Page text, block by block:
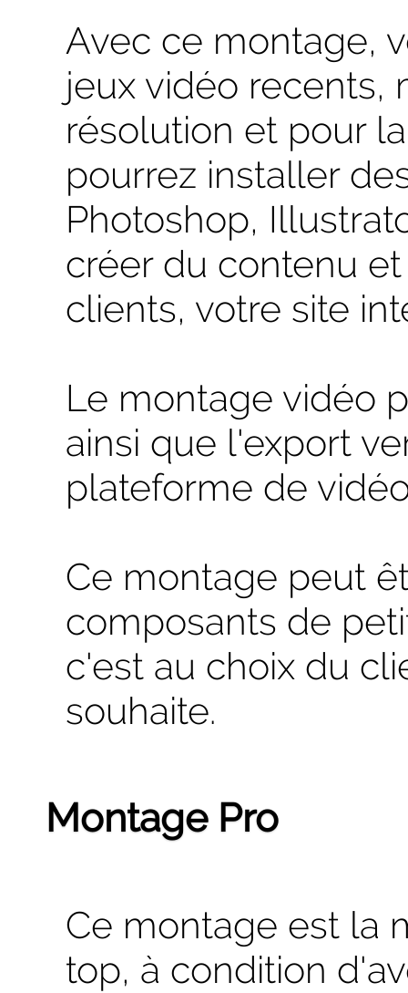
Avec ce montage,
jeux vidéo recents,
résolution et pour
pourrez installer
Photoshop,
créer du contenu
clients, votre site
Le montage vidéo
ainsi que l'export
plateforme de
Ce montage peut
composants de
c'est au choix du
souhaite.
Montage Pro
Ce montage est la
top, à condition